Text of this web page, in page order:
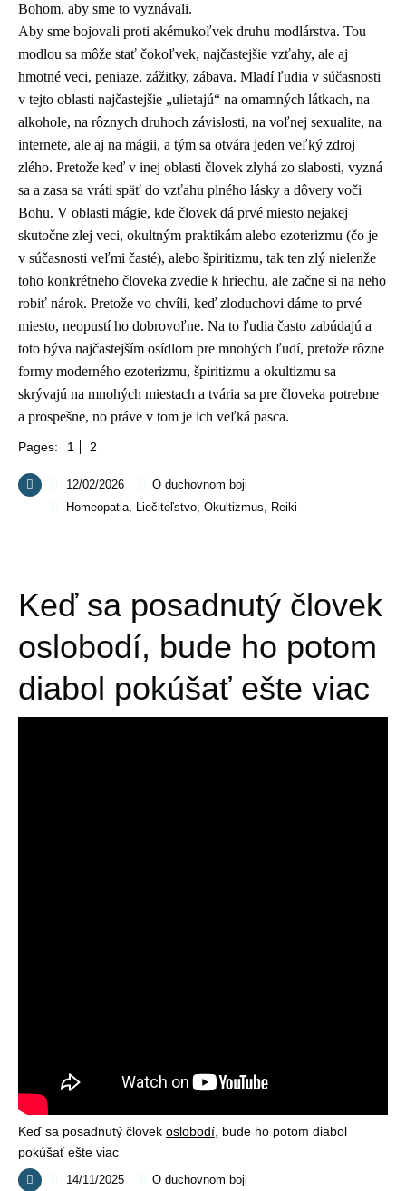
Bohom, aby sme to vyznávali.
Aby sme bojovali proti akémukoľvek druhu modlárstva. Tou
modlou sa môže stať čokoľvek, najčastejšie vzťahy, ale aj
hmotné veci, peniaze, zážitky, zábava. Mladí ľudia v súčasnosti
v tejto oblasti najčastejšie „ulietajú“ na omamných látkach, na
alkohole, na rôznych druhoch závislosti, na voľnej sexualite, na
internete, ale aj na mágii, a tým sa otvára jeden veľký zdroj
zlého. Pretože keď v inej oblasti človek zlyhá zo slabosti, vyzná
sa a zasa sa vráti späť do vzťahu plného lásky a dôvery voči
Bohu. V oblasti mágie, kde človek dá prvé miesto nejakej
skutočne zlej veci, okultným praktikám alebo ezoterizmu (čo je
v súčasnosti veľmi časté), alebo špiritizmu, tak ten zlý nielenže
toho konkrétneho človeka zvedie k hriechu, ale začne si na neho
robiť nárok. Pretože vo chvíli, keď zloduchovi dáme to prvé
miesto, neopustí ho dobrovoľne. Na to ľudia často zabúdajú a
toto býva najčastejším osídlom pre mnohých ľudí, pretože rôzne
formy moderného ezoterizmu, špiritizmu a okultizmu sa
skrývajú na mnohých miestach a tvária sa pre človeka potrebne
a prospešne, no práve v tom je ich veľká pasca.
Pages: 1 2
12/02/2026
O duchovnom boji
Homeopatia Liečiteľstvo ,Okultizmus Reiki
Keď sa posadnutý človek
oslobodí, bude ho potom
diabol pokúšať ešte viac
Keď sa posadnutý človek oslobodí , bude ho potom diabol
pokúšať ešte viac
14/11/2025 O duchovnom boji